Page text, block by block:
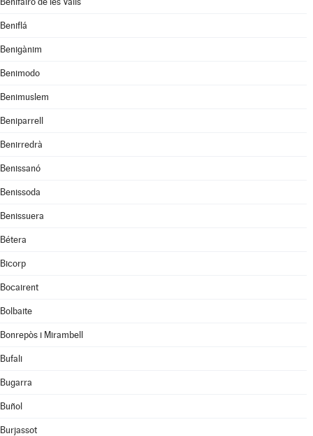
Beniflá
Benigànim
Benimodo
Benimuslem
Beniparrell
Benirredrà
Benissanó
Benissoda
Benissuera
Bétera
Bicorp
Bocairent
Bolbaite
Bonrepòs i Mirambell
Bufali
Bugarra
Buñol
Burjassot